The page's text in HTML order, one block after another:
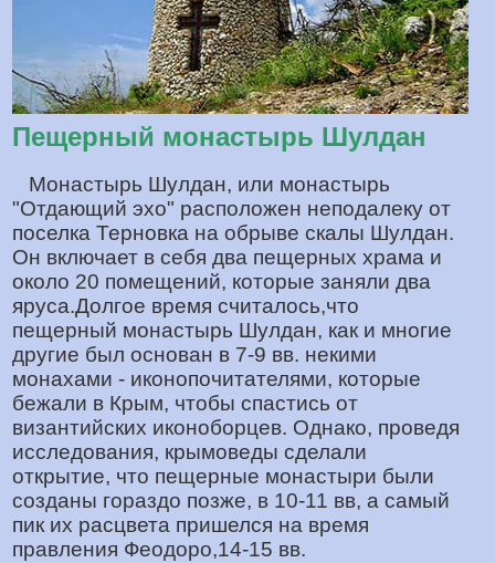
Пещерный монастырь Шулдан
Монастырь Шулдан, или монастырь
"Отдающий эхо" расположен неподалеку от
поселка Терновка на обрыве скалы Шулдан.
Он включает в себя два пещерных храма и
около 20 помещений, которые заняли два
яруса.Долгое время считалось,что
пещерный монастырь Шулдан, как и многие
другие был основан в 7-9 вв. некими
монахами - иконопочитателями, которые
бежали в Крым, чтобы спастись от
византийских иконоборцев. Однако, проведя
исследования, крымоведы сделали
открытие, что пещерные монастыри были
созданы гораздо позже, в 10-11 вв, а самый
пик их расцвета пришелся на время
правления Феодоро,14-15 вв.